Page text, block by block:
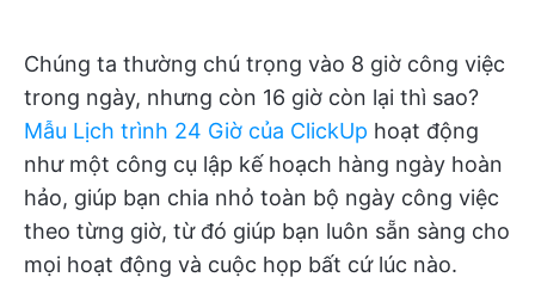
Chúng ta thường chú trọng vào 8 giờ công việc
trong ngày, nhưng còn 16 giờ còn lại thì sao?
Mẫu Lịch trình 24 Giờ của ClickUp hoạt động
như một công cụ lập kế hoạch hàng ngày hoàn
hảo, giúp bạn chia nhỏ toàn bộ ngày công việc
theo từng giờ, từ đó giúp bạn luôn sẵn sàng cho
mọi hoạt động và cuộc họp bất cứ lúc nào.